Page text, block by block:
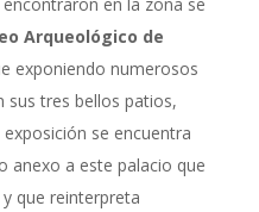
Arqueológico de
exponiendo numerosos
sus tres bellos patios,
se encuentra
anexo a este palacio que
que reinterpreta